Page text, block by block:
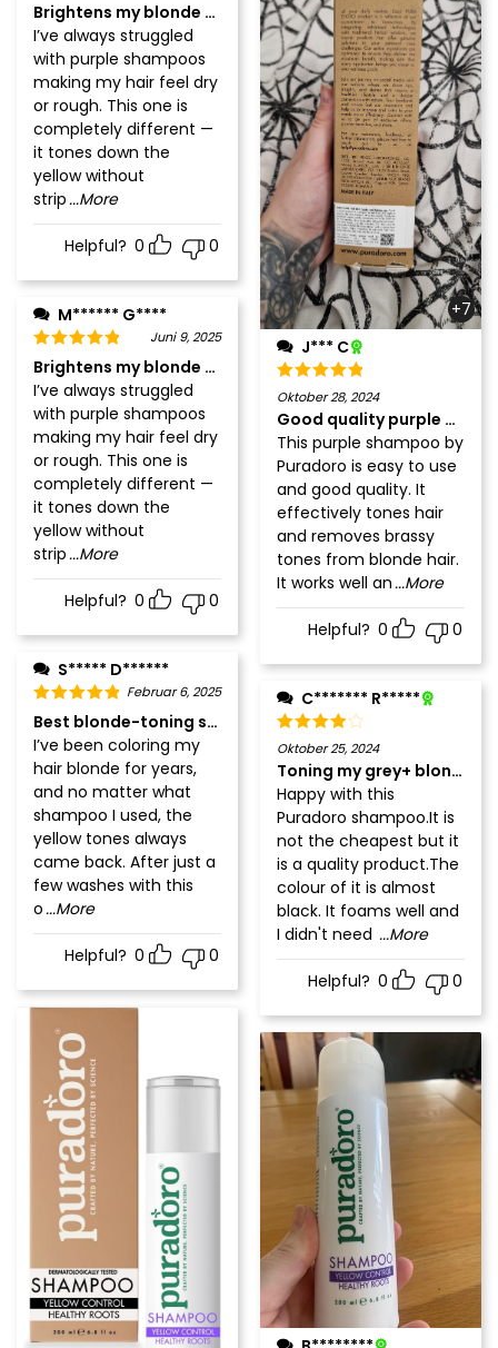
Brightens my blonde without drying it out
I’ve always struggled
with purple shampoos
making my hair feel dry
or rough. This one is
completely different —
it tones down the
yellow without
strip...More
Helpful? 0 0
M****** G****
Juni 9, 2025
Brightens my blonde without drying it out
I’ve always struggled
with purple shampoos
making my hair feel dry
or rough. This one is
completely different —
it tones down the
yellow without
strip...More
Helpful? 0 0
S***** D******
Februar 6, 2025
Best blonde-toning shampoo I’ve tried
I’ve been coloring my
hair blonde for years,
and no matter what
shampoo I used, the
yellow tones always
came back. After just a
few washes with this
o...More
Helpful? 0 0
+7
J*** C
Oktober 28, 2024
Good quality purple
This purple shampoo by
Puradoro is easy to use
and good quality. It
effectively tones hair
and removes brassy
tones from blonde hair.
It works well an...More
Helpful? 0 0
C******* R*****
Oktober 25, 2024
Toning my grey+ blond
Happy with this
Puradoro shampoo.It is
not the cheapest but it
is a quality product.The
colour of it is almost
black. It foams well and
I didn't need ...More
Helpful? 0 0